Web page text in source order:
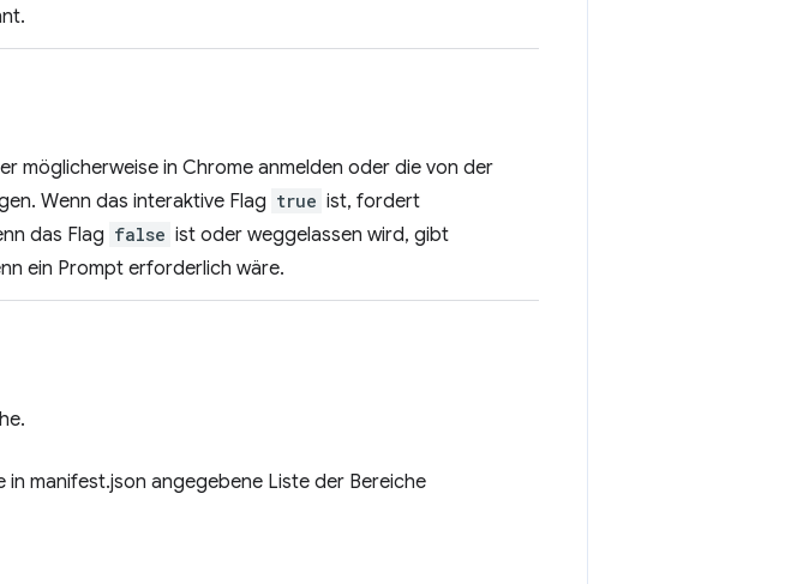
möglicherweise in Chrome anmelden oder die von der
Wenn das interaktive Flag true ist, fordert
das Flag false ist oder weggelassen wird, gibt
ein Prompt erforderlich wäre.
in manifest.json angegebene Liste der Bereiche